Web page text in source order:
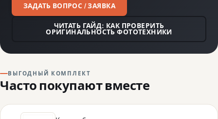
ЗАДАТЬ ВОПРОС / ЗАЯВКА
ЧИТАТЬ ГАЙД: КАК ПРОВЕРИТЬ
ОРИГИНАЛЬНОСТЬ ФОТОТЕХНИКИ
ВЫГОДНЫЙ КОМПЛЕКТ
Часто покупают вместе